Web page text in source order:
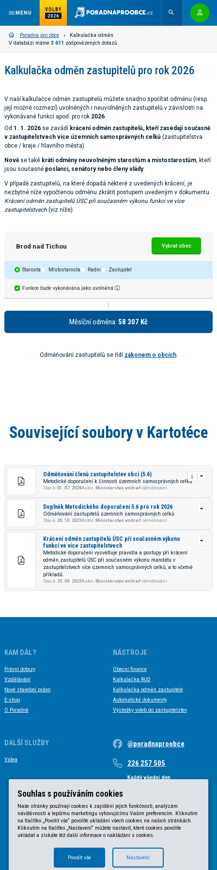
MENU
VOLBY
2026
Poradna pro obce
Kalkulačka odměn
V databázi máme 3 611 zodpovězených dotazů
Kalkulačka odměn zastupitelů pro rok 2026
V naší kalkulačce odměn zastupitelů můžete snadno spočítat odměnu (resp.
její možné rozmezí) uvolněných i neuvolněných zastupitelů v závislosti na
vykonávané funkci apod. pro rok 2026.
Od 1. 1. 2026 se zavádí krácení odměn zastupitelů, kteří zasedají současně
v zastupitelstvech více územních samosprávných celků (zastupitelstva
obce / kraje / hlavního města).
Nověse také krátí odměny neuvolněným starostům a místostarostům, kteří
jsou současně poslanci, senátory nebo členy vlády.
V případě zastupitelů, na které dopadá některé z uvedených krácení, je
nezbytné níže vypočtenou odměnu zkrátit postupem uvedeným v dokumentu
Krácení odměn zastupitelů ÚSC při současném výkonu funkcí ve více
zastupitelstvech (viz níže).
Brod nad Tichou Vybrat obec
Starosta Místostarosta Radní Zastupitel
Funkce bude vykonávána jako uvolněná
Měsíční odměna: 58 307 Kč
Odměňování zastupitelů se řídí zákonem o obcích.
Související soubory v Kartotéce
Odměňování členů zastupitelstev obcí (5.6)
Metodické doporučení k činnosti územních samosprávných celků
Stav k: 01. 07. 2024Autor: Ministerstvo vnitra# odměňování
Doplněk Metodického doporučení 5.6 pro rok 2026
Odměňování zastupitelů územních samosprávných celků
Stav k: 20. 10. 2025Autor: Ministerstvo vnitra# odměňování
Krácení odměn zastupitelů ÚSC při současném výkonu
funkcí ve více zastupitelstvech
Metodické doporučení vysvětluje pravidla a postupy při krácení
odměn zastupitelů ÚSC při současném výkonu mandátu v
zastupitelstvech více územních samosprávných celků, a to včetně
příkladů.
Stav k: 25. 09. 2025Autor: Ministerstvo vnitra# odměňování
KAM DÁL?
Právní dotazy
Vzdělávání
Nové stavební právo
E-shop
O Poradně
NÁSTROJE
Obecní finance
Kalkulačka RUD
Kalkulačka odměn zastupitele
Automatické dokumenty
Výsledky voleb do zastupitelstev
DALŠÍ SLUŽBY
Videa
@poradnaproobce
226 257 505
Každý všední den
Souhlas s používáním cookies
Naše stránky používají cookies k zajištění jejich funkčnosti, analýzám
návštěvnosti a lepšímu marketingu vyhovujícímu Vašim preferencím. Kliknutím
na tlačítko „Povolit vše“ povolíte ukládání všech cookies na našich stránkách.
Kliknutím na tlačítko „Nastavení“ můžete nastavit, které cookies povolíte
ukládat a získáte též další informace o nakládání s cookies.
Povolit vše Nastavení